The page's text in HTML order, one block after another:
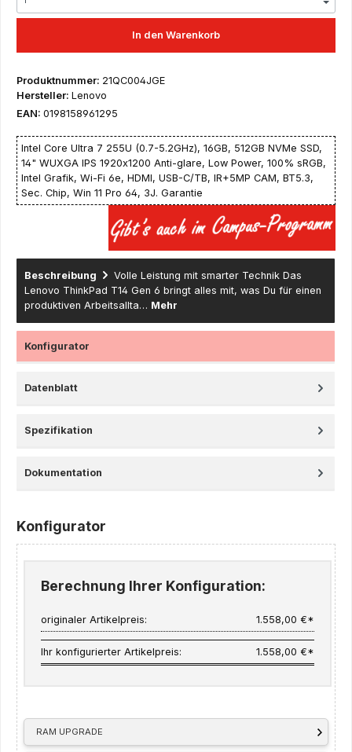
In den Warenkorb
Produktnummer: 21QC004JGE
Hersteller: Lenovo
EAN: 0198158961295
Intel Core Ultra 7 255U (0.7-5.2GHz), 16GB, 512GB NVMe SSD,
14" WUXGA IPS 1920x1200 Anti-glare, Low Power, 100% sRGB,
Intel Grafik, Wi-Fi 6e, HDMI, USB-C/TB, IR+5MP CAM, BT5.3,
Sec. Chip, Win 11 Pro 64, 3J. Garantie
Beschreibung
Volle Leistung mit smarter Technik Das
Lenovo ThinkPad T14 Gen 6 bringt alles mit, was Du für einen
produktiven Arbeitsallta… Mehr
Konfigurator
Datenblatt
Spezifikation
Dokumentation
Konfigurator
RAM UPGRADE
Berechnung Ihrer Konfiguration:
originaler Artikelpreis: 1.558,00 €*
Ihr konfigurierter Artikelpreis: 1.558,00 €*